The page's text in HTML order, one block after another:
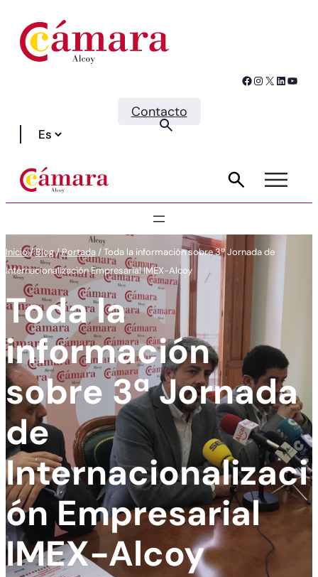
Facebook Instagram X LinkedIn YouTube
Contacto
Inicio/Blog/Portada /Toda la información sobre 3ª Jornada de
Internacionalización Empresarial IMEX-Alcoy
Toda la
información
sobre 3ª Jornada
de
Internacionalizaci
ón Empresarial
IMEX-Alcoy